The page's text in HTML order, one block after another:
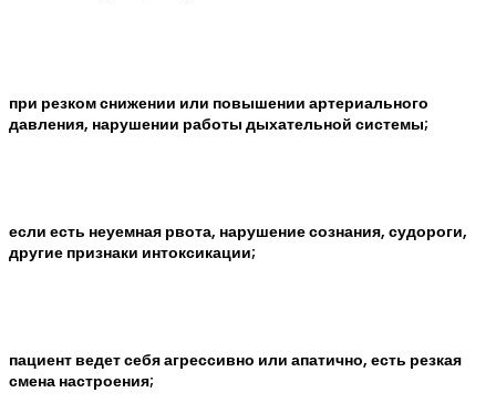
при резком снижении или повышении артериального
давления, нарушении работы дыхательной системы;
если есть неуемная рвота, нарушение сознания, судороги,
другие признаки интоксикации;
пациент ведет себя агрессивно или апатично, есть резкая
смена настроения;